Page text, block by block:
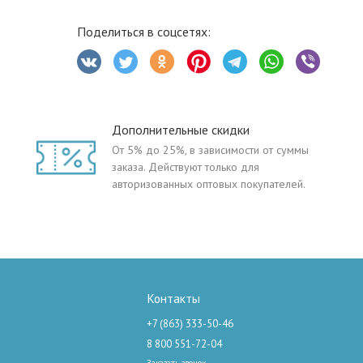
Поделиться в соцсетях:
Дополнительные скидки
От 5% до 25%, в зависимости от суммы
заказа. Действуют только для
авторизованных оптовых покупателей.
Контакты
+7 (863) 333-50-46
8 800 551-72-04